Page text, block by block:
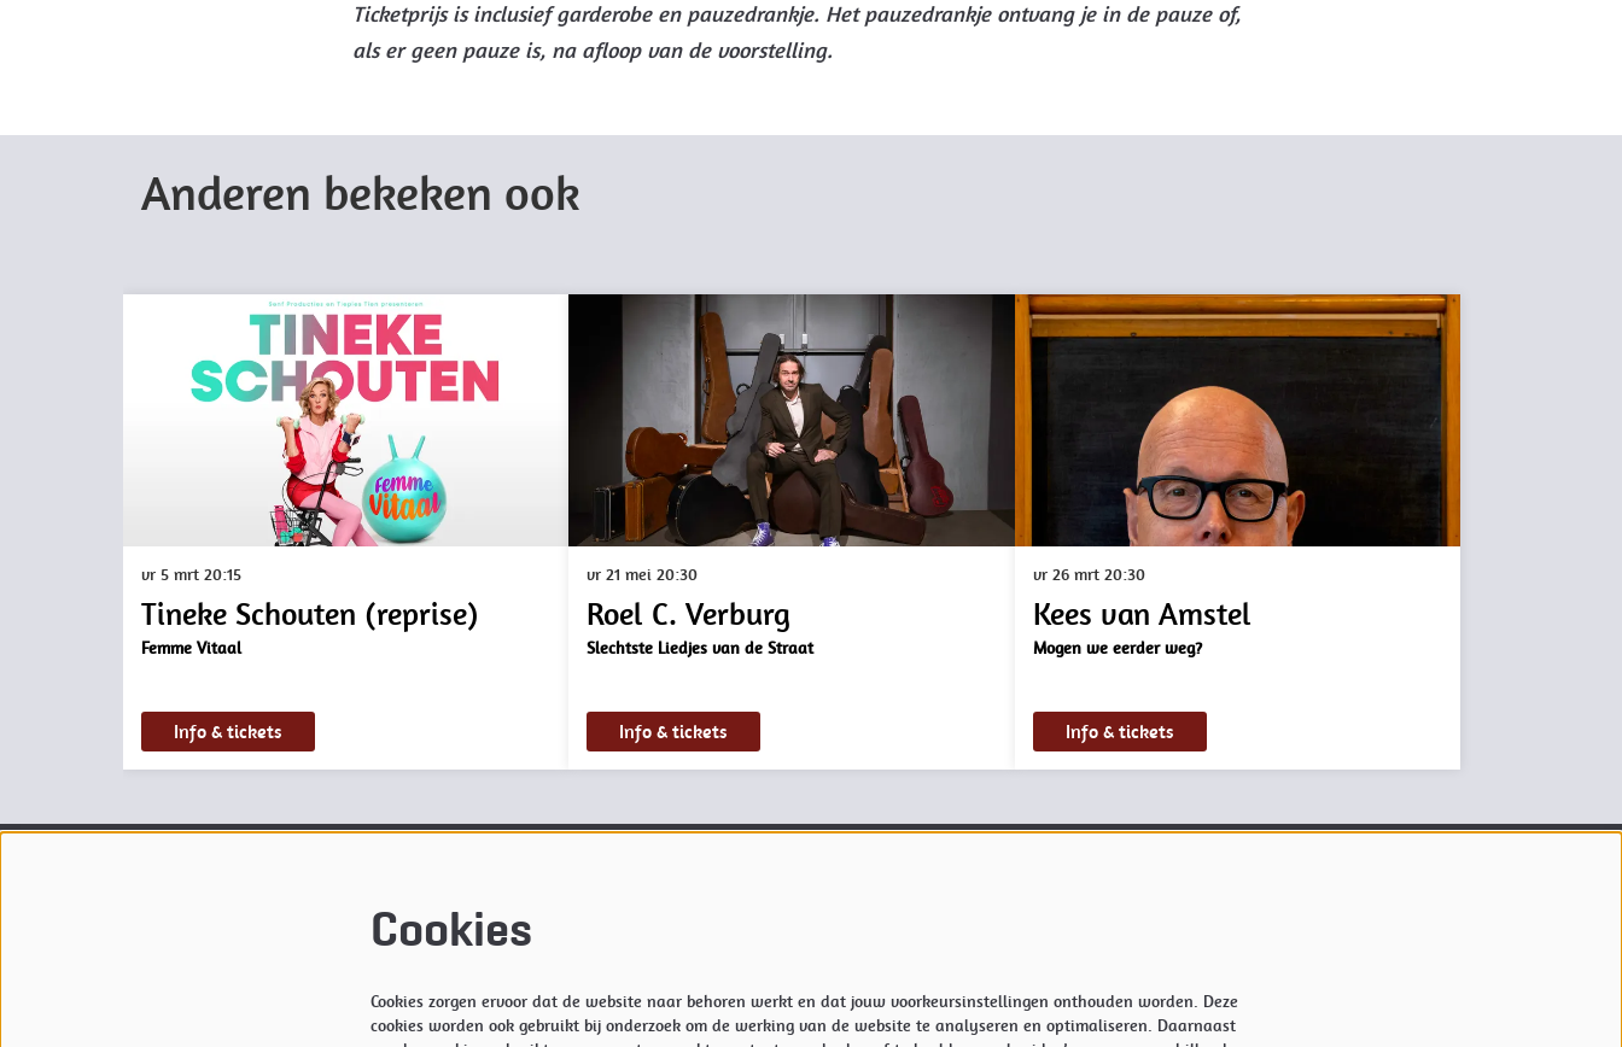
Ticketprijs is inclusief garderobe en pauzedrankje. Het pauzedrankje ontvang je in de pauze of,
als er geen pauze is, na afloop van de voorstelling.
Anderen bekeken ook
Tineke Schouten (reprise)
Femme Vitaal
vr 5 mrt 20:15
Info & tickets
Roel C. Verburg
Slechtste Liedjes van de Straat
vr 21 mei20:30
Info & tickets
Kees van Amstel
Mogen we eerder weg?
vr 26 mrt 20:30
Info & tickets
openingstijden
Bekijkhier
M:reserveren@kampanje.nl
Inschrijven
Cookies
Cookies zorgen ervoor dat de website naar behoren werkt en dat jouw voorkeursinstellingen onthouden worden. Deze
cookies worden ook gebruikt bij onderzoek om de werking van de website te analyseren en optimaliseren. Daarnaast